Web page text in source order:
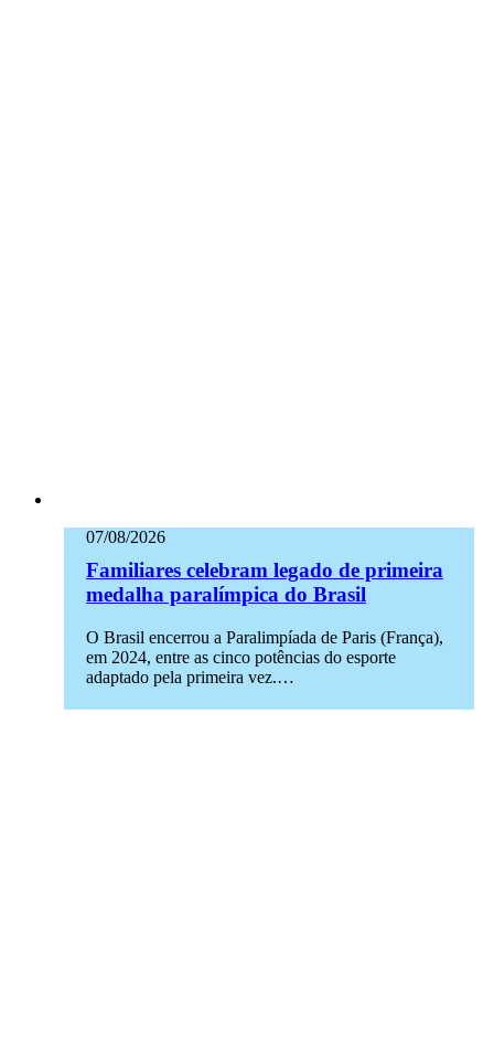
07/08/2026
Familiares celebram legado de primeira
medalha paralímpica do Brasil
O Brasil encerrou a Paralimpíada de Paris (França),
em 2024, entre as cinco potências do esporte
adaptado pela primeira vez.…